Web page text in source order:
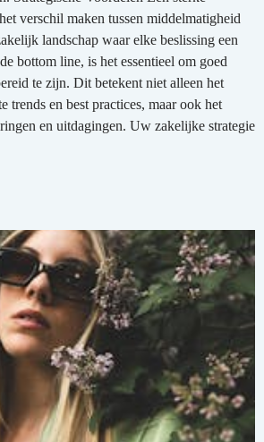
verschil maken tussen middelmatigheid
landschap waar elke beslissing een
bottom line, is het essentieel om goed
te zijn. Dit betekent niet alleen het
trends en best practices, maar ook het
en uitdagingen. Uw zakelijke strategie